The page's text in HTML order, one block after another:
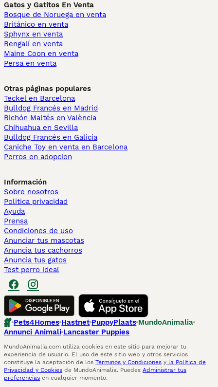
Gatos y Gatitos En Venta
Bosque de Noruega en venta
Británico en venta
Sphynx en venta
Bengalí en venta
Maine Coon en venta
Persa en venta
Otras páginas populares
Teckel en Barcelona
Bulldog Francés en Madrid
Bichón Maltés en València
Chihuahua en Sevilla
Bulldog Francés en Galicia
Caniche Toy en venta en Barcelona
Perros en adopcion
Información
Sobre nosotros
Politica privacidad
Ayuda
Prensa
Condiciones de uso
Anunciar tus mascotas
Anuncia tus cachorros
Anuncia tus gatos
Test perro ideal
Pets4Homes Hastnet PuppyPlaats MundoAnimalia
Annunci Animali Lancaster Puppies
MundoAnimalia.com utiliza cookies en este sitio para mejorar tu
experiencia de usuario. El uso de este sitio web y otros servicios
constituye la aceptación de los Términos y Condiciones y la Política de
Privacidad y Cookies de MundoAnimalia. Puedes Administrar tus
preferencias en cualquier momento.